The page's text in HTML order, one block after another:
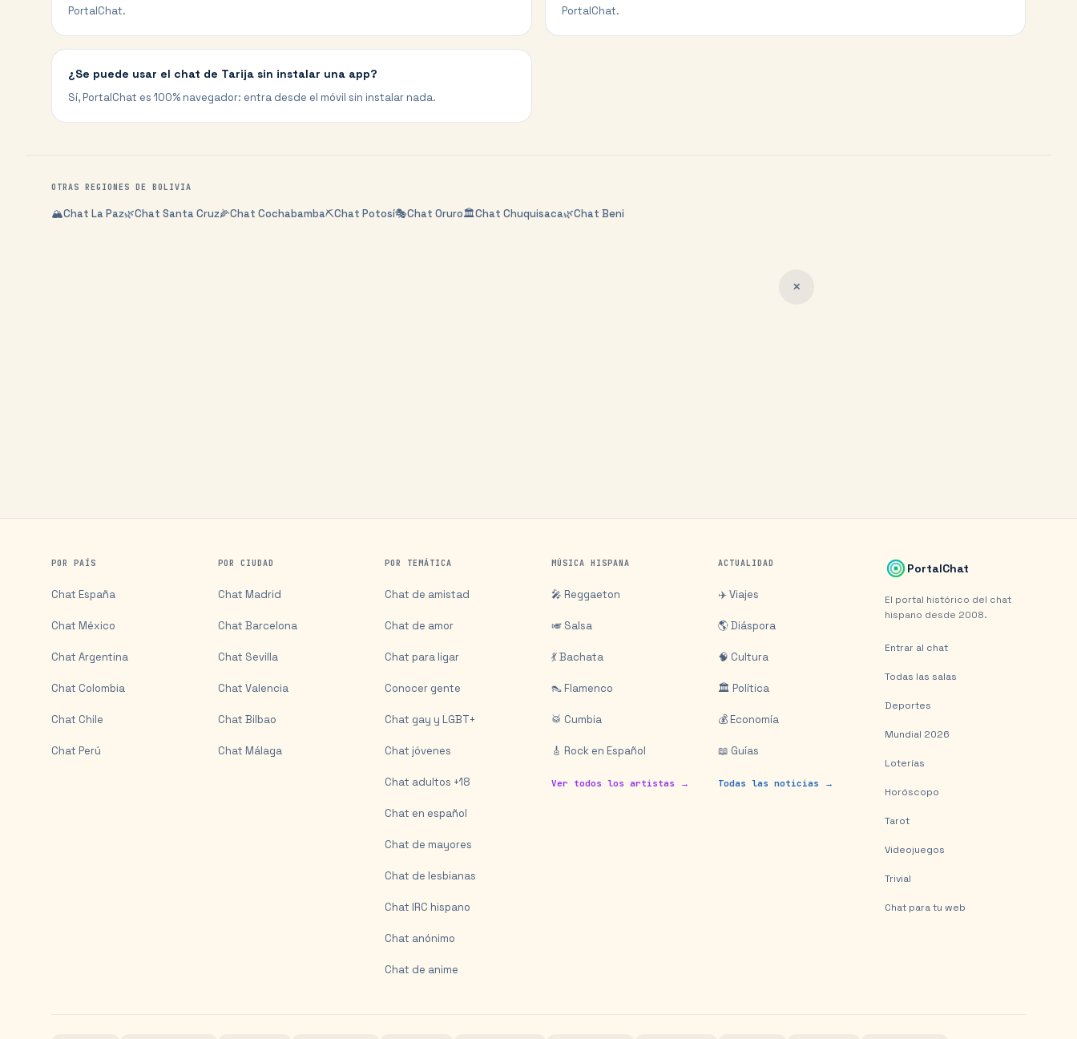
PortalChat.
PortalChat.
¿Se puede usar el chat de Tarija sin instalar una app?
Sí, PortalChat es 100% navegador: entra desde el móvil sin instalar nada.
OTRAS REGIONES DE BOLIVIA
🏔️Chat La Paz🌿Chat Santa Cruz🌽Chat Cochabamba⛏️Chat Potosí🎭Chat Oruro🏛️Chat Chuquisaca🌿Chat Beni
✕
POR PAÍS
Chat España
Chat México
Chat Argentina
Chat Colombia
Chat Chile
Chat Perú
POR CIUDAD
Chat Madrid
Chat Barcelona
Chat Sevilla
Chat Valencia
Chat Bilbao
Chat Málaga
POR TEMÁTICA
Chat de amistad
Chat de amor
Chat para ligar
Conocer gente
Chat gay y LGBT+
Chat jóvenes
Chat adultos +18
Chat en español
Chat de mayores
Chat de lesbianas
Chat IRC hispano
Chat anónimo
Chat de anime
MÚSICA HISPANA
🎤 Reggaeton
🎺 Salsa
💃 Bachata
👠 Flamenco
🥁 Cumbia
🎸 Rock en Español
Ver todos los artistas →
ACTUALIDAD
✈️ Viajes
🌎 Diáspora
🧠 Cultura
🏛️ Política
💰 Economía
📖 Guías
Todas las noticias →
PortalChat
El portal histórico del chat
hispano desde 2008.
Entrar al chat
Todas las salas
Deportes
Mundial 2026
Loterías
Horóscopo
Tarot
Videojuegos
Trivial
Chat para tu web